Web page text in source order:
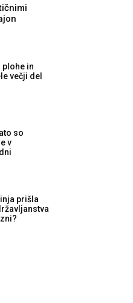
plohe in
večji del
so
v
prišla